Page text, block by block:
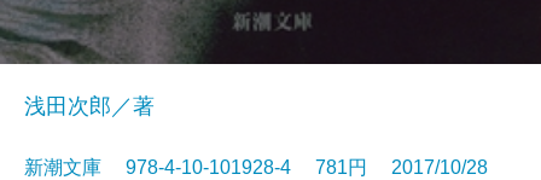
浅田次郎／著
新潮文庫 978-4-10-101928-4 781円 2017/10/28